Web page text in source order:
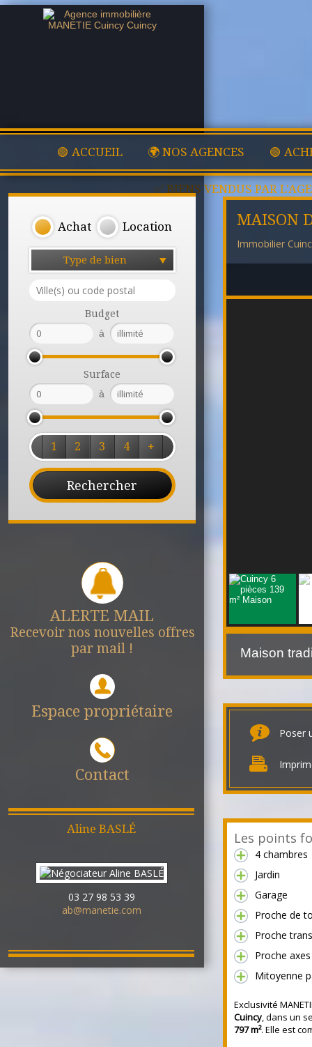
🟢 ACCUEIL 🌍 NOS AGENCES 🟢
✅ BIENS VENDUS PAR
Achat Location
Type de bien
Budget
à
Surface
à
1 2 3 4 +
ALERTE MAIL
Recevoir nos nouvelles offres
par mail !
Espace propriétaire
Contact
Aline BASLÉ
03 27 98 53 39
ab@manetie.com
MAISON
Immobilier
Maison
Poser
Les points
4 chambres
Jardin
Garage
Proche de
Proche
Proche
Mitoyenne
Exclusivité
Cuincy, dans un
797 m². Elle est